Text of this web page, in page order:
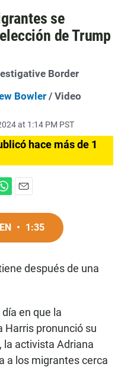
se
de Trump
Border
Bowler / Video
at 1:14 PM PST
hace más de 1
E
m
l
• 1:35
después de una
en que la
Harris pronunció su
la activista Adriana
a los migrantes cerca